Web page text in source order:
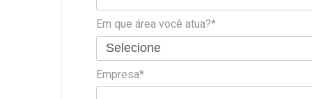
Em que área você atua?*
Empresa*